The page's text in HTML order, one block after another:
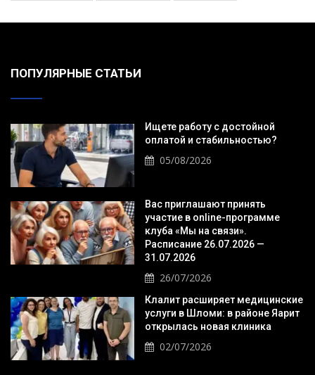
ПОПУЛЯРНЫЕ СТАТЬИ
Ищете работу с достойной
оплатой и стабильностью?
05/08/2026
Вас приглашают принять
участие в online-программе
клуба «Мы на связи».
Расписание 26.07.2026 —
31.07.2026
26/07/2026
Клалит расширяет медицинские
услуги в Шломи: в районе Яарит
открылась новая клиника
02/07/2026